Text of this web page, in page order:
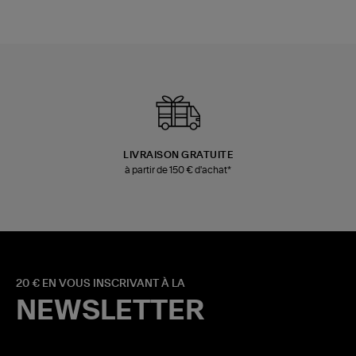
LIVRAISON GRATUITE
à partir de 150 € d'achat*
20 € EN VOUS INSCRIVANT À LA
NEWSLETTER